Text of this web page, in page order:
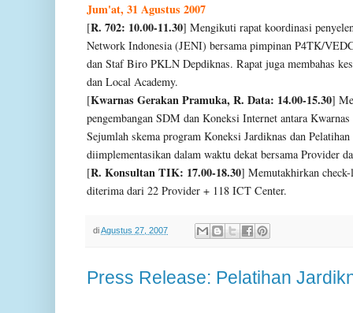
Jum'at, 31 Agustus 2007
[R. 702: 10.00-11.30] Mengikuti rapat koordinasi
Network Indonesia (JENI) bersama pimpinan P4TK/
dan Staf Biro PKLN Depdiknas. Rapat juga membahas
dan Local Academy.
[Kwarnas Gerakan Pramuka, R. Data: 14.00-15.30]
pengembangan SDM dan Koneksi Internet antara
Sejumlah skema program Koneksi Jardiknas dan
diimplementasikan dalam waktu dekat bersama Provider
[R. Konsultan TIK: 17.00-18.30] Memutakhirkan
diterima dari 22 Provider + 118 ICT Center.
diAgustus 27, 2007
Press Release: Pelatihan